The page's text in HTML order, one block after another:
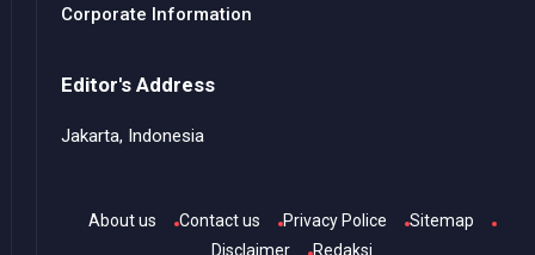
Corporate Information
Editor's Address
Jakarta, Indonesia
About us Contact us Privacy Police
Sitemap
Disclaimer
Redaksi